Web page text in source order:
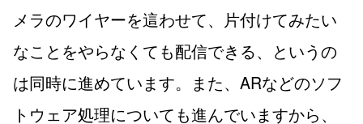
メラのワイヤーを這わせて、片付けてみたい
なことをやらなくても配信できる、というの
は同時に進めています。また、ARなどのソフ
トウェア処理についても進んでいますから、